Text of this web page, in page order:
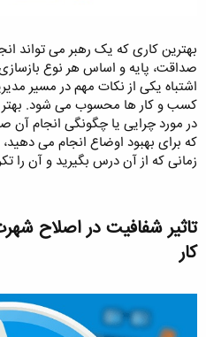
بهترین کاری که یک رهبر می تواند
صداقت، پایه و اساس هر نوع
اشتباه یکی از نکات مهم در مسیر
کسب و کار ها محسوب می شود. بهتر
در مورد چرایی یا چگونگی انجام آن
که برای بهبود اوضاع انجام می دهید،
زمانی که از آن درس بگیرید و آن را
تاثیر شفافیت در اصلاح
کار​